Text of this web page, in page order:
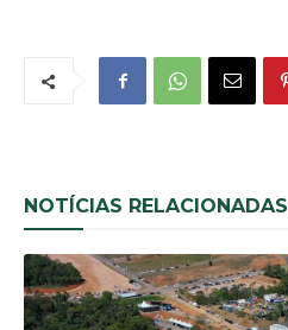
NOTÍCIAS RELACIONADAS